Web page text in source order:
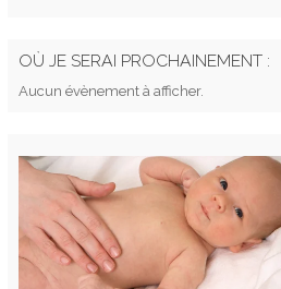
OÙ JE SERAI PROCHAINEMENT :
Aucun évènement à afficher.